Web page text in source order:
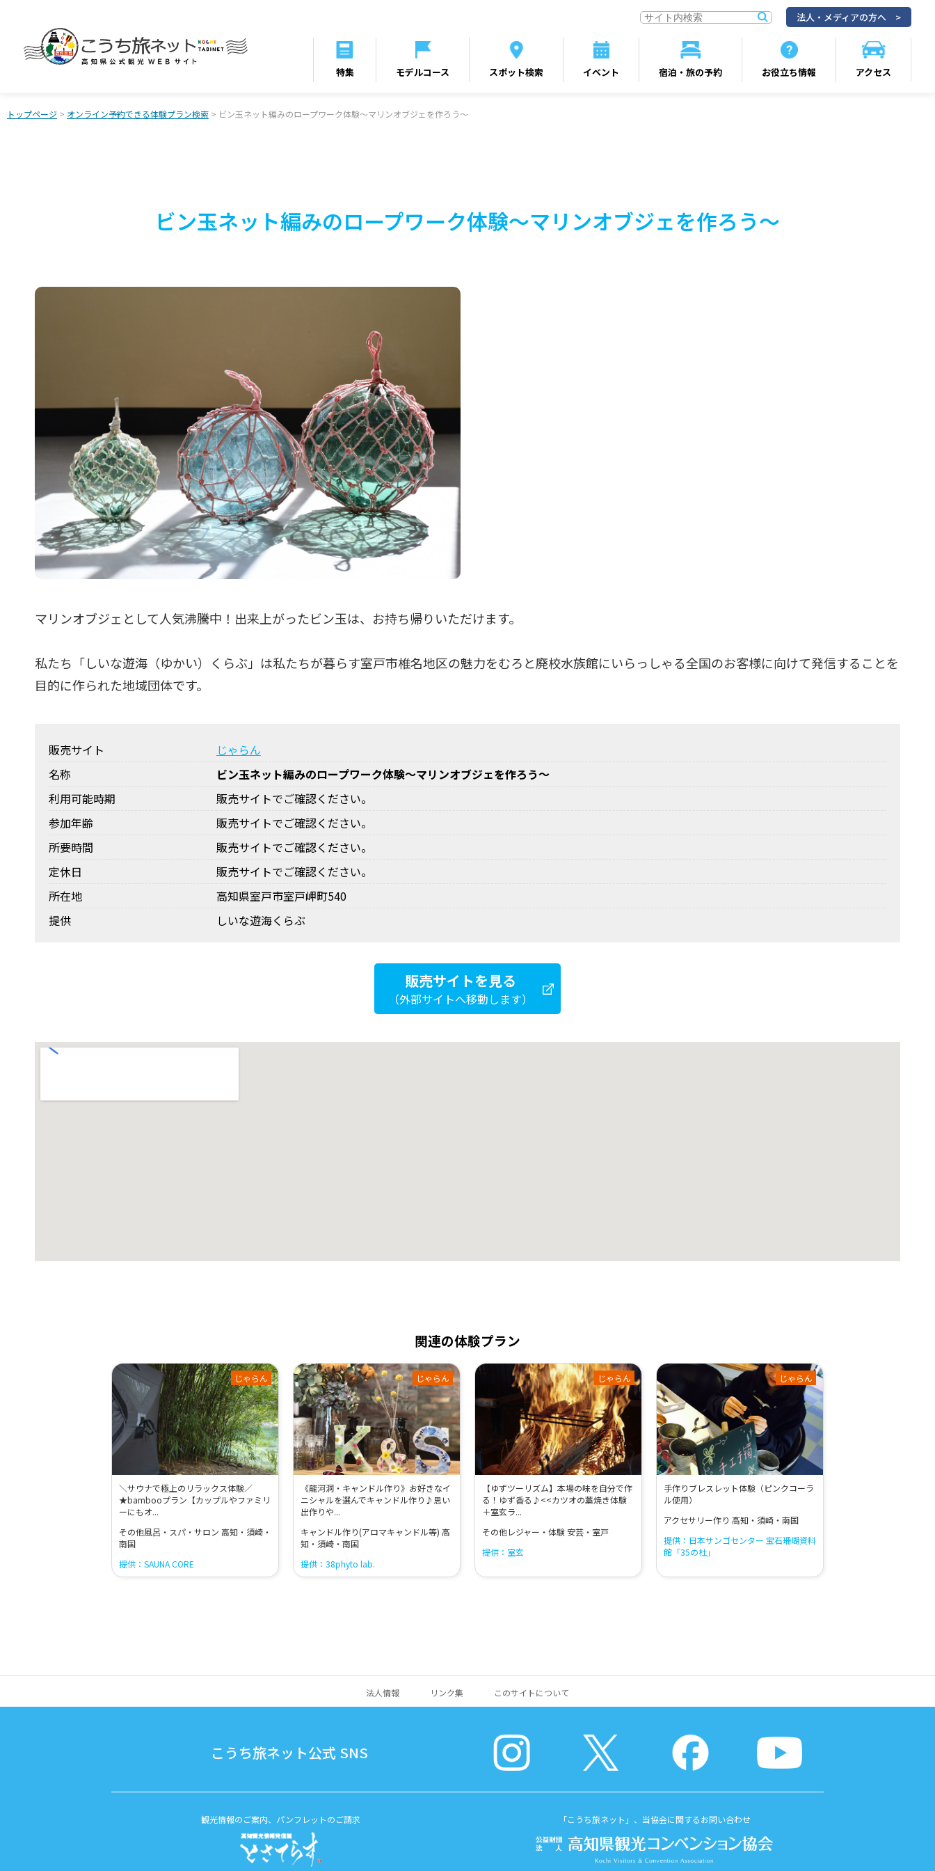
特集 モデルコース スポット検索 イベント 宿泊・旅の予約 お役立ち情報 アクセス
法人・メディアの方へ
トップページ > オンライン予約できる体験プラン検索 > ビン玉ネット編みのロープワーク体験～マリンオブジェを作ろう～
ビン玉ネット編みのロープワーク体験～マリンオブジェを作ろう～
マリンオブジェとして人気沸騰中！出来上がったビン玉は、お持ち帰りいただけます。
私たち「しいな遊海（ゆかい）くらぶ」は私たちが暮らす室戸市椎名地区の魅力をむろと廃校水族館にいらっしゃる全国のお客様に向けて発信することを
目的に作られた地域団体です。
販売サイト
じゃらん
名称
ビン玉ネット編みのロープワーク体験～マリンオブジェを作ろう～
利用可能時期
販売サイトでご確認ください。
参加年齢
販売サイトでご確認ください。
所要時間
販売サイトでご確認ください。
定休日
販売サイトでご確認ください。
所在地
高知県室戸市室戸岬町540
提供
しいな遊海くらぶ
販売サイトを見る
（外部サイトへ移動します）
関連の体験プラン
＼サウナで極上のリラックス体験／
★bambooプラン【カップルやファミリ
ーにもオ...
その他風呂・スパ・サロン 高知・須崎・
南国
提供：SAUNA CORE
じゃらん
《龍河洞・キャンドル作り》お好きなイ
ニシャルを選んでキャンドル作り♪思い
出作りや...
キャンドル作り(アロマキャンドル等) 高
知・須崎・南国
提供：38phyto lab.
じゃらん
【ゆずツーリズム】本場の味を自分で作
る！ゆず香る♪<<カツオの藁焼き体験
＋室玄ラ...
その他レジャー・体験 安芸・室戸
提供：室玄
じゃらん
手作りブレスレット体験（ピンクコーラ
ル使用）
アクセサリー作り 高知・須崎・南国
提供：日本サンゴセンター 宝石珊瑚資料
館「35の杜」
じゃらん
法人情報 リンク集 このサイトについて
こうち旅ネット公式 SNS
観光情報のご案内、パンフレットのご請求 「こうち旅ネット」、当協会に関するお問い合わせ